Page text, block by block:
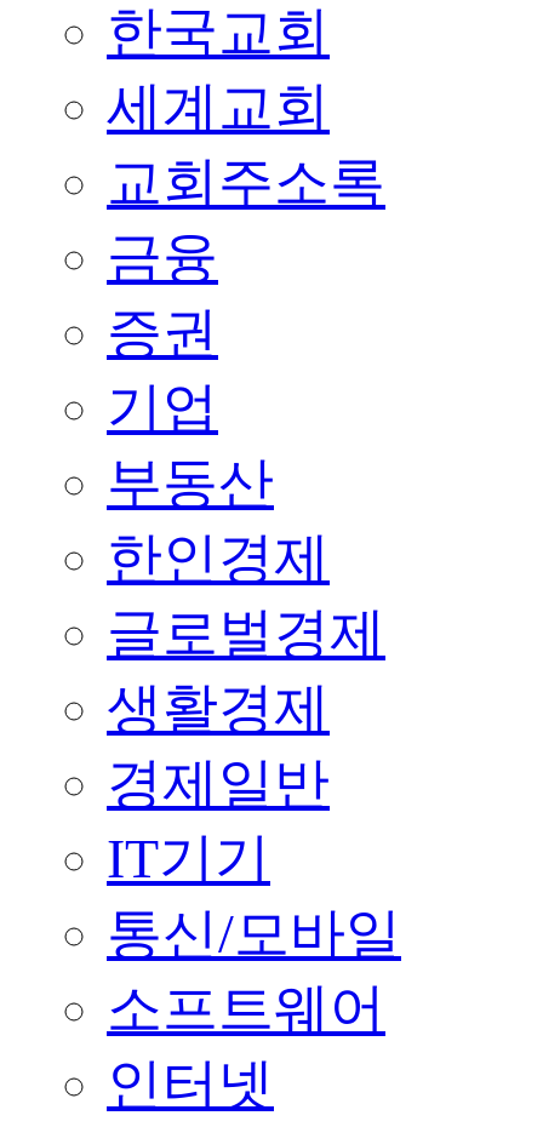
한국교회
세계교회
교회주소록
금융
증권
기업
부동산
한인경제
글로벌경제
생활경제
경제일반
IT기기
통신/모바일
소프트웨어
인터넷